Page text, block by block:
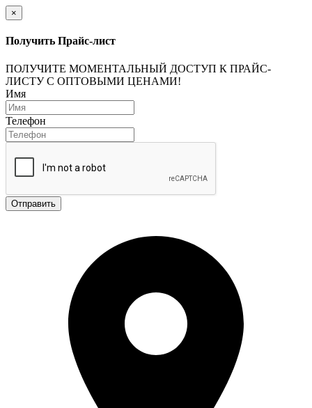
×
Получить Прайс-лист
ПОЛУЧИТЕ МОМЕНТАЛЬНЫЙ ДОСТУП К ПРАЙС-
ЛИСТУ С ОПТОВЫМИ ЦЕНАМИ!
Имя
Телефон
Отправить